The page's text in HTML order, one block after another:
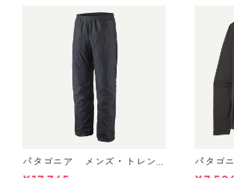
パタゴニア メンズ・トレン
トシェル 3L・レイン・パンツ
パタゴ
スリー